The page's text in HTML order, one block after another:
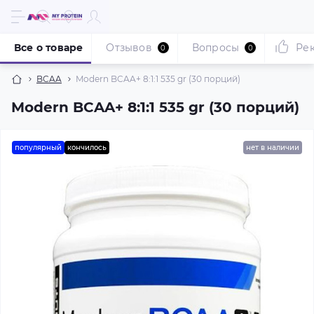
BCAA Modern BCAA+ 8:1:1 535 gr (30 порций)
Modern BCAA+ 8:1:1 535 gr (30 порций)
Все о товаре Отзывов 0 Вопросы 0
популярный кончилось нет в наличии